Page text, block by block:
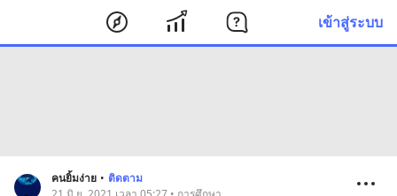
เข้าสู่ระบบ
คนยิ้มง่าย • ติดตาม